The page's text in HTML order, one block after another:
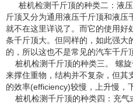
桩机检测千斤顶的种类二：液
斤顶又分为通用液压千斤顶和液压
就不在这里详说了。而它的使用好
条千斤顶大。但同样的，如此强大
的，所以这也不是常见的汽车千斤
桩机检测千斤顶的种类三。 螺
来撑住重物，结构并不复杂，但其
的效率(efficiency)较慢，上升慢，
桩机检测千斤顶的种类四：充气